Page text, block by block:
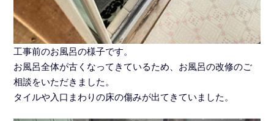
工事前のお風呂の様子です。
お風呂全体が古くなってきているため、お風呂の改修のご
相談をいただきました。
タイルや入口まわりの床の傷みが出てきていました。